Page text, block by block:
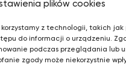
plików cookies
z technologii, takich jak
do informacji o urządzeniu.
podczas przeglądania lub
zgody może niekorzystnie